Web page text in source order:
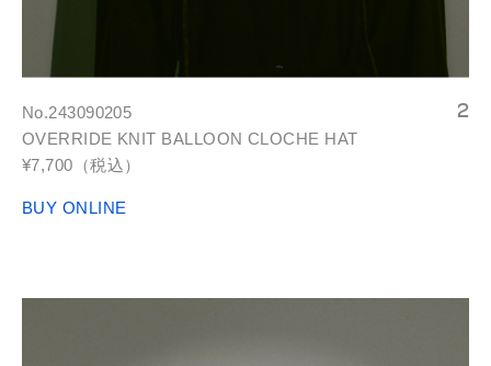
No.243090205
OVERRIDE KNIT BALLOON CLOCHE HAT
¥7,700（税込）
BUY ONLINE